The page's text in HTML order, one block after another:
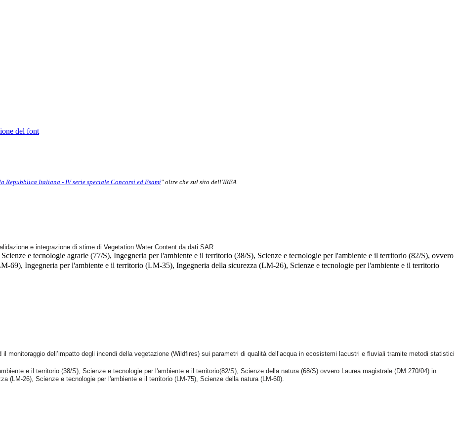
del font
Repubblica Italiana - IV serie speciale Concorsi ed Esami"oltre che sul sito dell'IREA
e integrazione di stime di Vegetation Water Content da dati SAR
e tecnologie agrarie (77/S), Ingegneria per l'ambiente e il territorio (38/S), Scienze e tecnologie per l'ambiente e il territorio (82/S), ovvero
69), Ingegneria per l'ambiente e il territorio (LM-35), Ingegneria della sicurezza (LM-26), Scienze e tecnologie per l'ambiente e il territorio
monitoraggio dell’impatto degli incendi della vegetazione (Wildfires) sui parametri di qualità dell’acqua in ecosistemi lacustri e fluviali tramite metodi statistici
e il territorio (38/S), Scienze e tecnologie per l'ambiente e il territorio(82/S), Scienze della natura (68/S) ovvero Laurea magistrale (DM 270/04) in
(LM-26), Scienze e tecnologie per l'ambiente e il territorio (LM-75), Scienze della natura (LM-60).